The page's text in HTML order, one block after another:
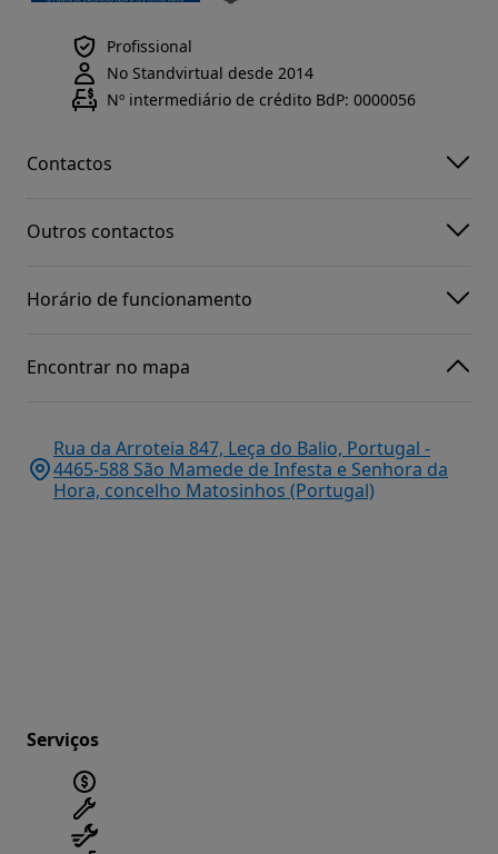
Profissional
No Standvirtual desde 2014
Nº intermediário de crédito BdP: 0000056
Contactos
Outros contactos
Horário de funcionamento
Encontrar no mapa
Rua da Arroteia 847, Leça do Balio, Portugal -
4465-588 São Mamede de Infesta e Senhora da
Hora, concelho Matosinhos (Portugal)
Serviços